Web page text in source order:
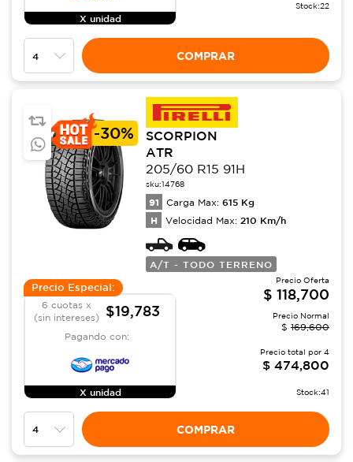
X unidad
Stock:22
COMPRAR
-30%
SCORPION
ATR
205/60 R15 91H
sku:14768
91 Carga Max: 615 Kg
H Velocidad Max: 210 Km/h
A/T - TODO TERRENO
Precio Especial:
6 cuotas x
(sin intereses)
$19,783
Pagando con:
X unidad
Precio Oferta
$ 118,700
Precio Normal
$ 169,600
Precio total por 4
$ 474,800
Stock:41
COMPRAR